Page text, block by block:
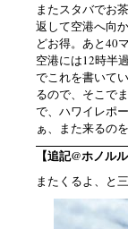
またスタバでお
返して空港へ向
どお得。あと40
空港には12時半
でこれを書いて
るので、そこで
で、ハワイレポ
ぁ、また来るの
【追記@ホノルル
またくるよ、と